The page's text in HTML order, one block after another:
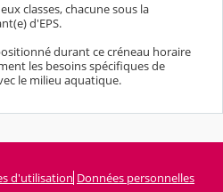
classes, chacune sous la
d'EPS.
durant ce créneau horaire
les besoins spécifiques de
le milieu aquatique.
d'utilisation Données personnelles